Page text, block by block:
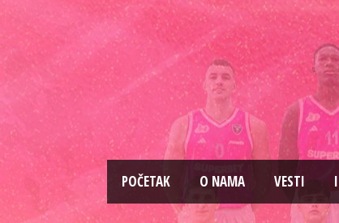
PОČETAK O NAMA VESTI